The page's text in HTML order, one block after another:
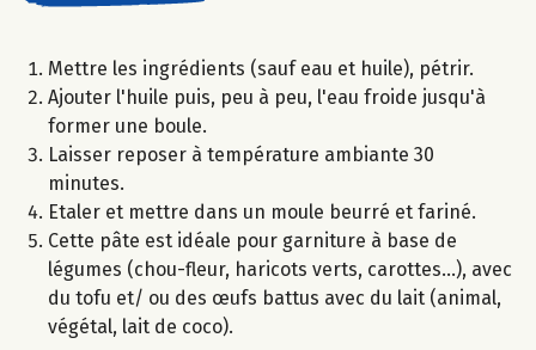
Mettre les ingrédients (sauf eau et huile), pétrir.
Ajouter l'huile puis, peu à peu, l'eau froide jusqu'à
former une boule.
Laisser reposer à température ambiante 30
minutes.
Etaler et mettre dans un moule beurré et fariné.
Cette pâte est idéale pour garniture à base de
légumes (chou-fleur, haricots verts, carottes...), avec
du tofu et/ ou des œufs battus avec du lait (animal,
végétal, lait de coco).